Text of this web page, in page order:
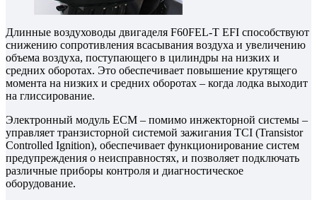
Длинные воздуховоды двигаделя F60FEL‑T EFI способствуют
снижению сопротивления всасывания воздуха и увеличению
объема воздуха, поступающего в цилиндры на низких и
средних оборотах. Это обеспечивает повышение крутящего
момента на низких и средних оборотах – когда лодка выходит
на глиссирование.
Электронный модуль ECM – помимо инжекторной системы –
управляет транзисторной системой зажигания TCI (Transistor
Controlled Ignition), обеспечивает функционирование систем
предупреждения о неисправностях, и позволяет подключать
различные приборы контроля и диагностическое
оборудование.